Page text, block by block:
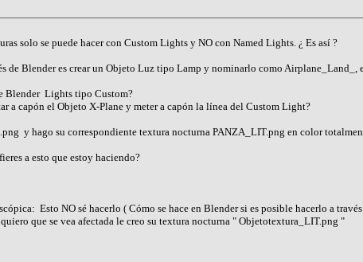
solo se puede hacer con Custom Lights y NO con Named Lights. ¿ Es así ?
de Blender es crear un Objeto Luz tipo Lamp y nominarlo como Airplane_Land_,
Blender Lights tipo Custom?
a capón el Objeto X-Plane y meter a capón la línea del Custom Light?
y hago su correspondiente textura nocturna PANZA_LIT.png en color
a esto que estoy haciendo?
Esto NO sé hacerlo ( Cómo se hace en Blender si es posible hacerlo a
que se vea afectada le creo su textura nocturna " Objetotextura_LIT.png "